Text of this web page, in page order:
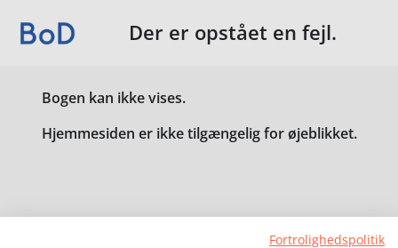
Der er opstået en fejl.
Bogen kan ikke vises.
Hjemmesiden er ikke tilgængelig for øjeblikket.
Fortrolighedspolitik